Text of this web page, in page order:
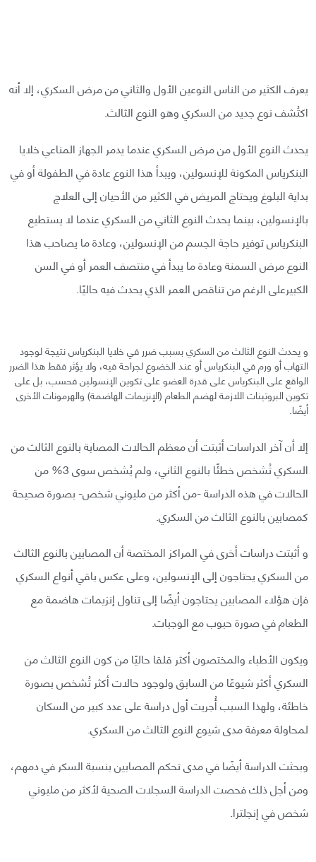
يعرف الكثير من الناس النوعين الأول والثاني من مرض السكري، إلا أنه
اكتُشف نوع جديد من السكري وهو النوع الثالث.
يحدث النوع الأول من مرض السكري عندما يدمر الجهاز المناعي خلايا
البنكرياس المكونة للإنسولين، ويبدأ هذا النوع عادة في الطفولة أو في
بداية البلوغ ويحتاج المريض في الكثير من الأحيان إلى العلاج
بالإنسولين، بينما يحدث النوع الثاني من السكري عندما لا يستطيع
البنكرياس توفير حاجة الجسم من الإنسولين، وعادة ما يصاحب هذا
النوع مرض السمنة وعادة ما يبدأ في منتصف العمر أو في السن
الكبيرعلى الرغم من تناقص العمر الذي يحدث فيه حاليًا.
و يحدث النوع الثالث من السكري بسبب ضرر في خلايا البنكرياس نتيجة لوجود
التهاب أو ورم في البنكرياس أو عند الخضوع لجراحة فيه، ولا يؤثر فقط هذا الضرر
الواقع على البنكرياس على قدرة العضو على تكوين الإنسولين فحسب، بل على
تكوين البروتينات اللازمة لهضم الطعام (الإنزيمات الهاضمة) والهرمونات الأخرى
أيضًا.
إلا أن آخر الدراسات أثبتت أن معظم الحالات المصابة بالنوع الثالث من
السكري تُشخص خطئًا بالنوع الثاني، ولم يُشخص سوى 3% من
الحالات في هذه الدراسة -من أكثر من مليوني شخص- بصورة صحيحة
كمصابين بالنوع الثالث من السكري.
و أثبتت دراسات أخرى في المراكز المختصة أن المصابين بالنوع الثالث
من السكري يحتاجون إلى الإنسولين، وعلى عكس باقي أنواع السكري
فإن هؤلاء المصابين يحتاجون أيضًا إلى تناول إنزيمات هاضمة مع
الطعام في صورة حبوب مع الوجبات.
ويكون الأطباء والمختصون أكثر قلقا حاليًا من كون النوع الثالث من
السكري أكثر شيوعًا من السابق ولوجود حالات أكثر تُشخص بصورة
خاطئة، ولهذا السبب أُجريت أول دراسة على عدد كبير من السكان
لمحاولة معرفة مدى شيوع النوع الثالث من السكري.
وبحثت الدراسة أيضًا في مدى تحكم المصابين بنسبة السكر في دمهم،
ومن أجل ذلك فحصت الدراسة السجلات الصحية لأكثر من مليوني
شخص في إنجلترا.